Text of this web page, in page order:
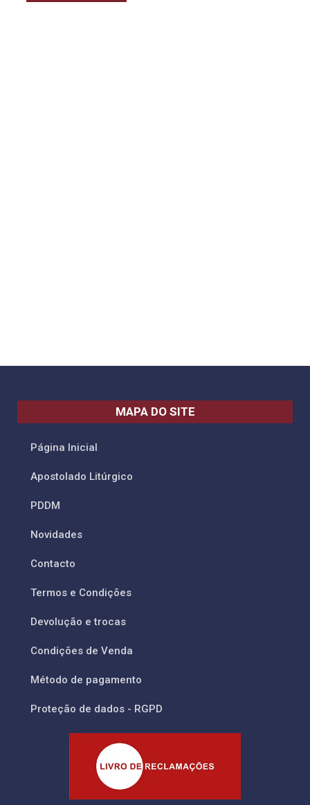
MAPA DO SITE
Página Inicial
Apostolado Litúrgico
PDDM
Novidades
Contacto
Termos e Condições
Devolução e trocas
Condições de Venda
Método de pagamento
Proteção de dados - RGPD